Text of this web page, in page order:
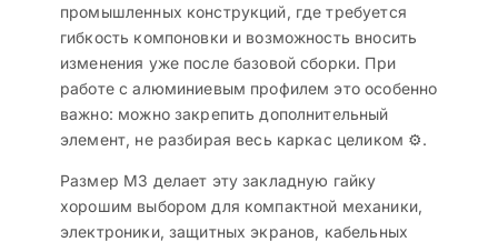
промышленных конструкций, где требуется
гибкость компоновки и возможность вносить
изменения уже после базовой сборки. При
работе с алюминиевым профилем это особенно
важно: можно закрепить дополнительный
элемент, не разбирая весь каркас целиком ⚙️.
Размер M3 делает эту закладную гайку
хорошим выбором для компактной механики,
электроники, защитных экранов, кабельных